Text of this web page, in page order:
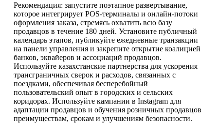
Рекомендация: запустите поэтапное развертывание,
которое интегрирует POS-терминалы и онлайн-потоки
оформления заказа, стремясь охватить всю базу
продавцов в течение 180 дней. Установите публичный
календарь этапов, публикуйте ежедневные транзакции
на панели управления и закрепите открытие коалицией
банков, эквайеров и ассоциаций продавцов.
Используйте казахстанские партнерства для ускорения
трансграничных сверок и расходов, связанных с
поездками, обеспечивая бесперебойный
пользовательский опыт в городских и сельских
коридорах. Используйте кампании в Instagram для
адаптации продавцов и обучения розничных продавцов
преимуществам, срокам и улучшениям безопасности.